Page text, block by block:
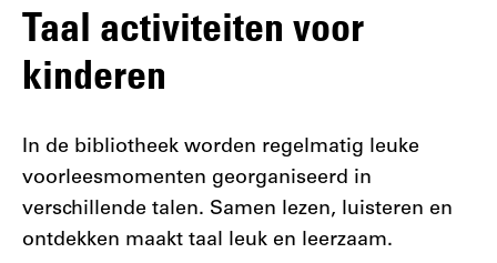
Taal activiteiten voor
kinderen
In de bibliotheek worden regelmatig leuke
voorleesmomenten georganiseerd in
verschillende talen. Samen lezen, luisteren en
ontdekken maakt taal leuk en leerzaam.